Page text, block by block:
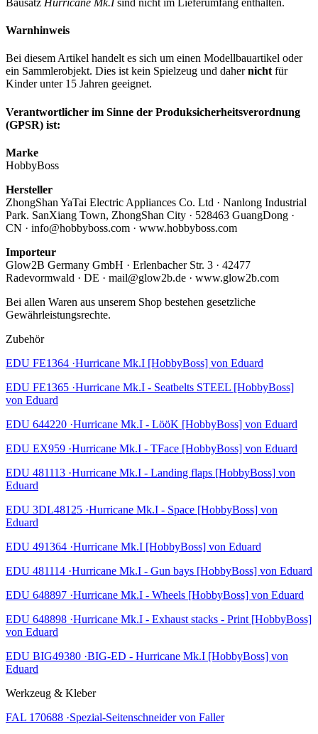
Warnhinweis
Bei diesem Artikel handelt es sich um einen Modellbauartikel oder
ein Sammlerobjekt. Dies ist kein Spielzeug und dahernicht für
Kinder unter 15 Jahren geeignet.
Verantwortlicher im Sinne der Produksicherheitsverordnung
(GPSR) ist:
Marke
HobbyBoss
Hersteller
ZhongShan YaTai Electric Appliances Co. Ltd · Nanlong Industrial
Park. SanXiang Town, ZhongShan City · 528463 GuangDong ·
CN · info@hobbyboss.com · www.hobbyboss.com
Importeur
Glow2B Germany GmbH · Erlenbacher Str. 3 · 42477
Radevormwald · DE · mail@glow2b.de · www.glow2b.com
Bei allen Waren aus unserem Shop bestehen gesetzliche
Gewährleistungsrechte.
Zubehör
EDU FE1364 ·Hurricane Mk.I [HobbyBoss] von Eduard
EDU FE1365 ·Hurricane Mk.I - Seatbelts STEEL [HobbyBoss]
von Eduard
EDU 644220 ·Hurricane Mk.I - LööK [HobbyBoss] von Eduard
EDU EX959 ·Hurricane Mk.I - TFace [HobbyBoss] von Eduard
EDU 481113 ·Hurricane Mk.I - Landing flaps [HobbyBoss] von
Eduard
EDU 3DL48125 ·Hurricane Mk.I - Space [HobbyBoss] von
Eduard
EDU 491364 ·Hurricane Mk.I [HobbyBoss] von Eduard
EDU 481114 ·Hurricane Mk.I - Gun bays [HobbyBoss] von Eduard
EDU 648897 ·Hurricane Mk.I - Wheels [HobbyBoss] von Eduard
EDU 648898 ·Hurricane Mk.I - Exhaust stacks - Print [HobbyBoss]
von Eduard
EDU BIG49380 ·BIG-ED - Hurricane Mk.I [HobbyBoss] von
Eduard
Werkzeug & Kleber
FAL 170688 ·Spezial-Seitenschneider von Faller